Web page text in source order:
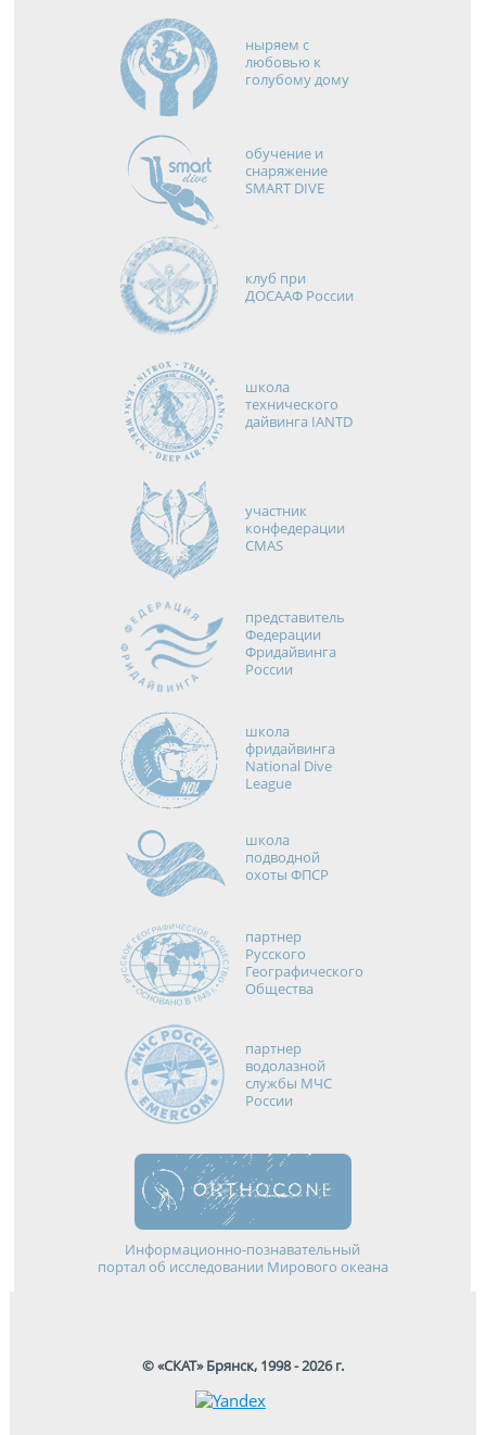
ныряем с
любовью к
голубому дому
обучение и
снаряжение
SMART DIVE
клуб при
ДОСААФ России
школа
технического
дайвинга IANTD
участник
конфедерации
CMAS
представитель
Федерации
Фридайвинга
России
школа
фридайвинга
National Dive
League
школа
подводной
охоты ФПСР
партнер
Русского
Географического
Общества
партнер
водолазной
службы МЧС
России
Информационно-познавательный
портал об исследовании Мирового океана
© «СКАТ» Брянск, 1998 - 2026 г.